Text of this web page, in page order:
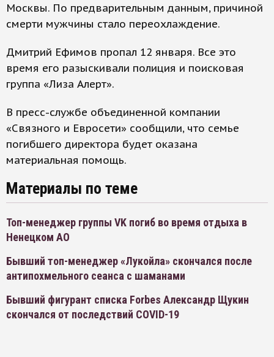
Москвы. По предварительным данным, причиной
смерти мужчины стало переохлаждение.
Дмитрий Ефимов пропал 12 января. Все это
время его разыскивали полиция и поисковая
группа «Лиза Алерт».
В пресс-службе объединенной компании
«Связного и Евросети» сообщили, что семье
погибшего директора будет оказана
материальная помощь.
Материалы по теме
Топ-менеджер группы VK погиб во время отдыха в
Ненецком АО
Бывший топ-менеджер «Лукойла» скончался после
антипохмельного сеанса с шаманами
Бывший фигурант списка Forbes Александр Щукин
скончался от последствий COVID-19